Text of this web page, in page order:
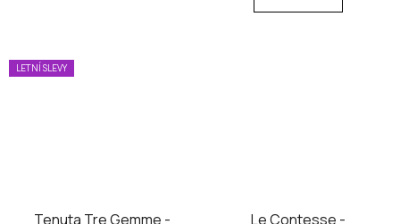
LETNÍ SLEVY
Tenuta Tre Gemme -
Le Contesse -